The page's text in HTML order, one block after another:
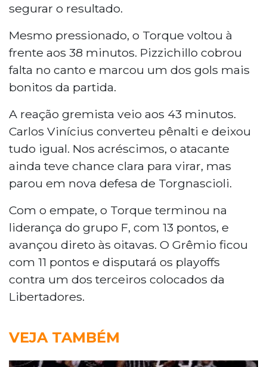
segurar o resultado.
Mesmo pressionado, o Torque voltou à
frente aos 38 minutos. Pizzichillo cobrou
falta no canto e marcou um dos gols mais
bonitos da partida.
A reação gremista veio aos 43 minutos.
Carlos Vinícius converteu pênalti e deixou
tudo igual. Nos acréscimos, o atacante
ainda teve chance clara para virar, mas
parou em nova defesa de Torgnascioli.
Com o empate, o Torque terminou na
liderança do grupo F, com 13 pontos, e
avançou direto às oitavas. O Grêmio ficou
com 11 pontos e disputará os playoffs
contra um dos terceiros colocados da
Libertadores.
VEJA TAMBÉM